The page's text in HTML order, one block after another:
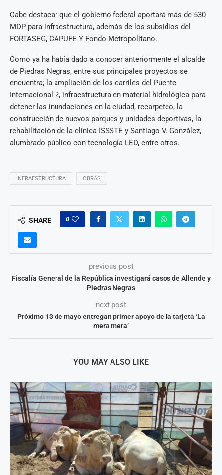
Cabe destacar que el gobierno federal aportará más de 530
MDP para infraestructura, además de los subsidios del
FORTASEG, CAPUFE Y Fondo Metropolitano.
Como ya ha había dado a conocer anteriormente el alcalde
de Piedras Negras, entre sus principales proyectos se
encuentra; la ampliación de los carriles del Puente
Internacional 2, infraestructura en material hidrológica para
detener las inundaciones en la ciudad, recarpeteo, la
construcción de nuevos parques y unidades deportivas, la
rehabilitación de la clinica ISSSTE y Santiago V. González,
alumbrado público con tecnología LED, entre otros.
INFRAESTRUCTURA OBRAS
SHARE 0
previous post
Fiscalía General de la República investigará casos de Allende y
Piedras Negras
next post
Próximo 13 de mayo entregan primer apoyo de la tarjeta ‘La
mera mera’
YOU MAY ALSO LIKE